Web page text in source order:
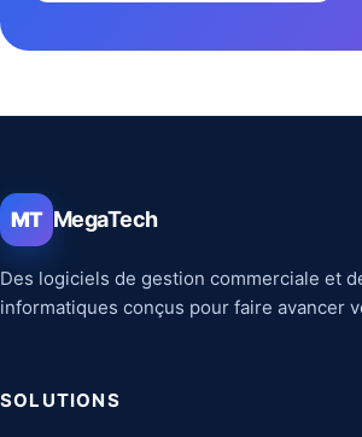
MT MegaTech
Des logiciels de gestion commerciale et
informatiques conçus pour faire avancer
SOLUTIONS